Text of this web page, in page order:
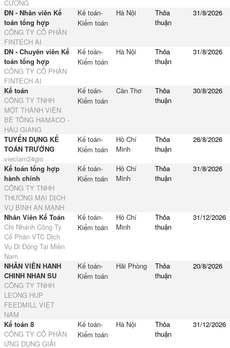
CƯƠNG
ĐN - Nhân viên Kế
toán tổng hợp
CÔNG TY CỔ PHẦN
FINTECH AI
Kế toán-
Kiểm toán
Hà Nội
Thỏa
thuận
31/8/2026
ĐN - Chuyên viên Kế
toán tổng hợp
CÔNG TY CỔ PHẦN
FINTECH AI
Kế toán-
Kiểm toán
Hà Nội
Thỏa
thuận
31/8/2026
Kế toán
CÔNG TY TNHH
MỘT THÀNH VIÊN
BÊ TÔNG HAMACO -
HẬU GIANG
Kế toán-
Kiểm toán
Cần Thơ
Thỏa
thuận
30/8/2026
TUYỂN DỤNG KẾ
TOÁN TRƯỞNG
vieclam24gio
Kế toán-
Kiểm toán
Hồ Chí
Minh
Thỏa
thuận
26/8/2026
Kế toán tổng hợp
hành chính
CÔNG TY TNHH
THƯƠNG MẠI DỊCH
VỤ BÌNH AN MẠNH
Kế toán-
Kiểm toán
Hồ Chí
Minh
Thỏa
thuận
31/8/2026
Nhân Viên Kế Toán
Chi Nhánh Công Ty
Cổ Phần VTC Dịch
Vụ Di Động Tại Miền
Nam
Kế toán-
Kiểm toán
Hồ Chí
Minh
Thỏa
thuận
31/12/2026
NHÂN VIÊN HANH
CHINH NHAN SU
CÔNG TY TNHH
LEONG HUP
FEEDMILL VIỆT
NAM
Kế toán-
Kiểm toán
Hải Phòng
Thỏa
thuận
20/8/2026
Kế toán 8
CÔNG TY CỔ PHẦN
ỨNG DỤNG GIẢI
Kế toán-
Kiểm toán
Hà Nội
Thỏa
thuận
31/12/2026